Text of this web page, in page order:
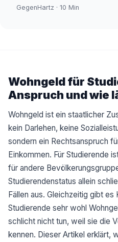
GegenHartz · 10 Min
Wohngeld für
Anspruch und wie
Wohngeld ist ein staatlicher
kein Darlehen, keine
sondern ein Rechtsanspruch
Einkommen. Für Studierende
für andere
Studierendenstatus allein
Fällen aus. Gleichzeitig gibt es
Studierende sehr wohl
schlicht nicht tun, weil sie die
kennen. Dieser Artikel erklärt,